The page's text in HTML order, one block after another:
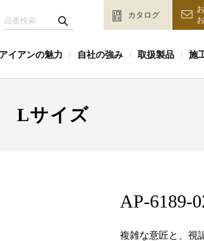
カタログ
イアンの魅力 / 自社の強み / 取扱製品 / 施
Lサイズ
AP-6189-
複雑な意匠と、視